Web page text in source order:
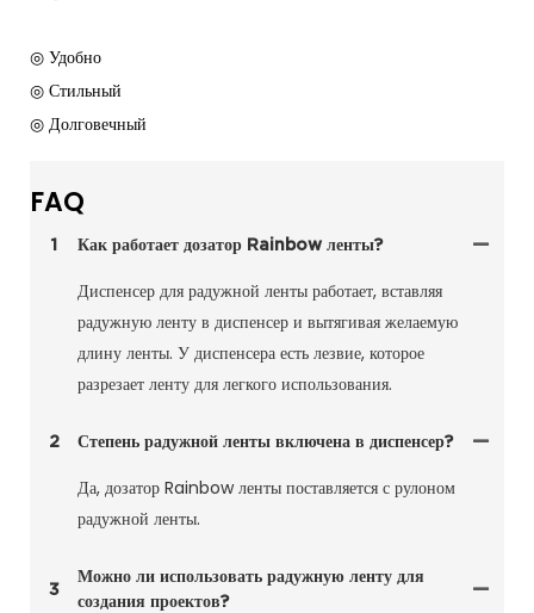
◎ Удобно
◎ Стильный
◎ Долговечный
FAQ
1 Как работает дозатор Rainbow ленты?
Диспенсер для радужной ленты работает, вставляя
радужную ленту в диспенсер и вытягивая желаемую
длину ленты. У диспенсера есть лезвие, которое
разрезает ленту для легкого использования.
2 Степень радужной ленты включена в диспенсер?
Да, дозатор Rainbow ленты поставляется с рулоном
радужной ленты.
3
Можно ли использовать радужную ленту для
создания проектов?